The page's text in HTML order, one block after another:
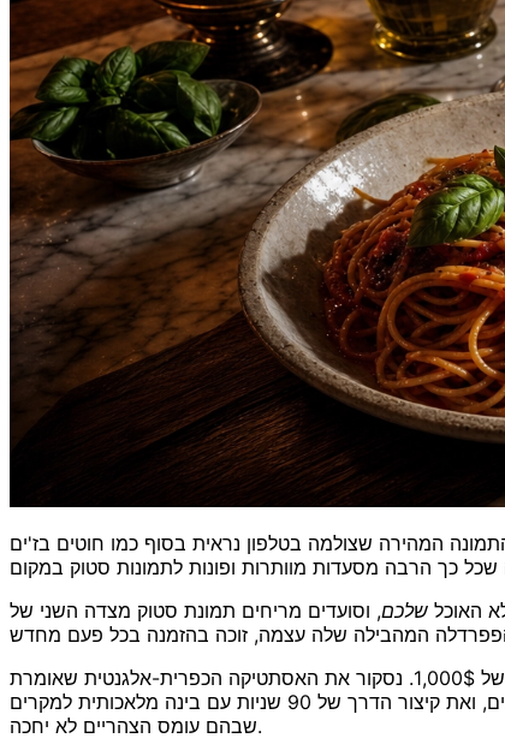
המהירה שצולמה בטלפון נראית בסוף כמו חוטים בז'ים
האוכל שלכם, וסועדים מריחים תמונת סטוק מצדה השני של
להיראות כאילו הן שייכות למגזין — בלי סטודיו, בלי סטייליסט אוכל ובלי צלם של 1,000$. נסקור את האסתטיקה הכפרית-אלגנטית שאומרת
"איטליה" במבט אחד, את חמשת הצילומים שנושאים כמעט כל תפריט איטלקי, את טריקי הסטיילינג והתאורה שעליהם נשענים המקצוענים, ואת קיצור הדרך של 90 שניות עם בינה מלאכותית למקרים
שבהם עומס הצהריים לא יחכה.